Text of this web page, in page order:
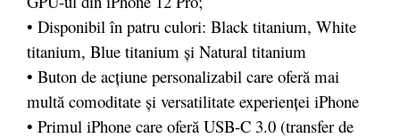
• Disponibil în patru culori: Black titanium, White
titanium, Blue titanium și Natural titanium
• Buton de acțiune personalizabil care oferă mai
multă comoditate și versatilitate experienței iPhone
• Primul iPhone care oferă USB-C 3.0 (transfer de